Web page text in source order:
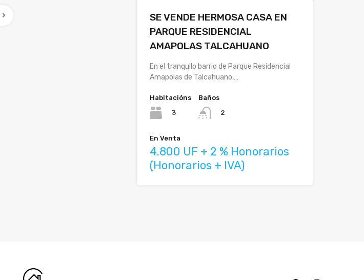
SE VENDE HERMOSA CASA EN
PARQUE RESIDENCIAL
AMAPOLAS TALCAHUANO
En el tranquilo barrio de Parque Residencial
Amapolas de Talcahuano,…
Habitacións
3
Baños
2
En Venta
4.800 UF + 2 % Honorarios
(Honorarios + IVA)